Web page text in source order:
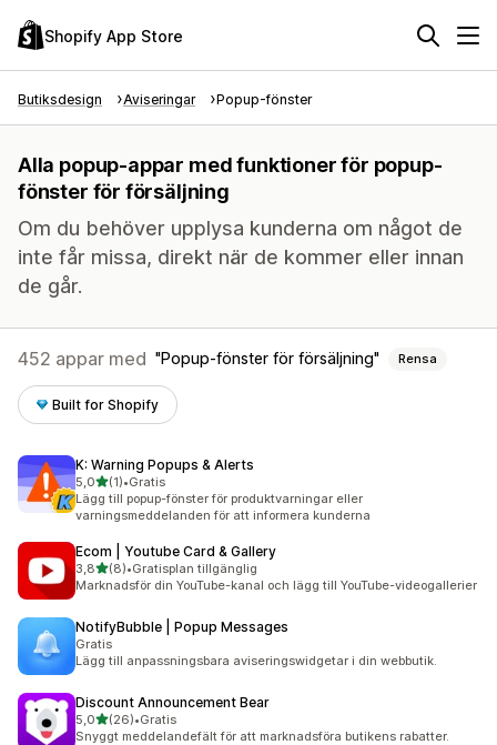
Shopify App Store
Butiksdesign Aviseringar Popup-fönster
Alla popup-appar med funktioner för popup-
fönster för försäljning
Om du behöver upplysa kunderna om något de
inte får missa, direkt när de kommer eller innan
de går.
452 appar med Popup-fönster för försäljning Rensa
Built for Shopify
K: Warning Popups & Alerts
5,0av 5 stjärnor
(1)
1 recensioner totalt
•Gratis
Lägg till popup-fönster för produktvarningar eller
varningsmeddelanden för att informera kunderna
Ecom | Youtube Card & Gallery
3,8av 5 stjärnor
(8)
8 recensioner totalt
•Gratisplan tillgänglig
Marknadsför din YouTube-kanal och lägg till YouTube-videogallerier
NotifyBubble | Popup Messages
Gratis
Lägg till anpassningsbara aviseringswidgetar i din webbutik.
Discount Announcement Bear
5,0av 5 stjärnor
(26)
26 recensioner totalt
•Gratis
Snyggt meddelandefält för att marknadsföra butikens rabatter.